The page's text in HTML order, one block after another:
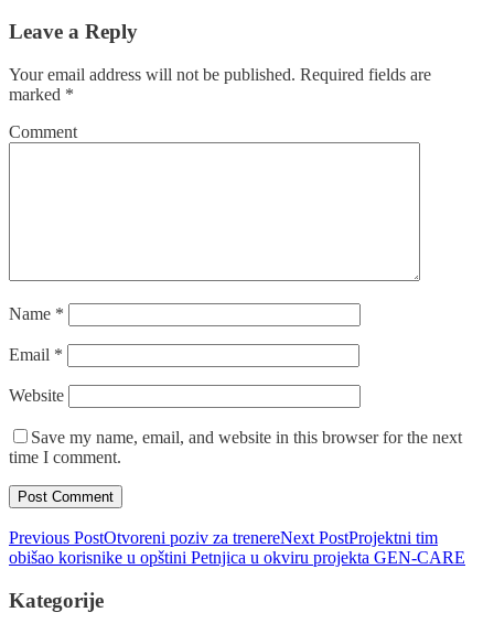
Leave a Reply
Your email address will not be published. Required fields are
marked *
Comment
Name *
Email *
Website
Save my name, email, and website in this browser for the next
time I comment.
Previous PostOtvoreni poziv za trenereNext PostProjektni tim
obišao korisnike u opštini Petnjica u okviru projekta GEN-CARE
Kategorije